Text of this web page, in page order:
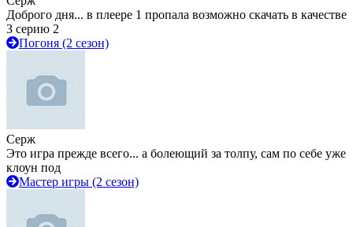
Доброго дня... в плеере 1 пропала возможно скачать в качестве
3 серию 2
Погоня (2 сезон)
Серж
Это игра прежде всего... а болеющий за толпу, сам по себе уже
клоун под
Мастер игры (2 сезон)